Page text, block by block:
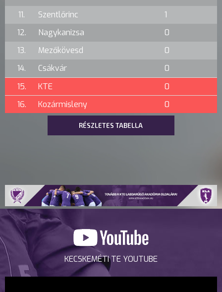
11.
Szentlőrinc
1
12.
Nagykanizsa
0
13.
Mezőkövesd
0
14.
Csákvár
0
15.
KTE
0
16.
Kozármisleny 0
RÉSZLETES TABELLA
KECSKEMÉTI TE YOUTUBE